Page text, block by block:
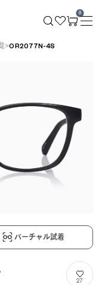
0
OR2077N-4S
バーチャル試着
27